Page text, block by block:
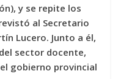
y se repite los
al Secretario
Lucero. Junto a él,
sector docente,
gobierno provincial